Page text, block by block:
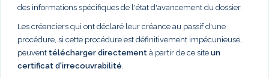
des informations spécifiques de l'état d'avancement du dossier.
Les créanciers qui ont déclaré leur créance au passif d'une
procédure, si cette procédure est définitivement impécunieuse,
peuvent télécharger directement à partir de ce site un
certificat d'irrecouvrabilité.